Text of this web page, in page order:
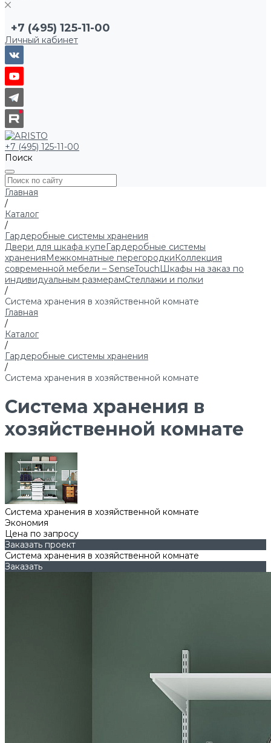
+7 (495) 125-11-00
Личный кабинет
+7 (495) 125-11-00
Поиск
Главная
/
Каталог
/
Гардеробные системы хранения
Двери для шкафа купеГардеробные системы
храненияМежкомнатные перегородкиКоллекция
современной мебели – SenseTouchШкафы на заказ по
индивидуальным размерамСтеллажи и полки
/
Система хранения в хозяйственной комнате
Главная
/
Каталог
/
Гардеробные системы хранения
/
Система хранения в хозяйственной комнате
Система хранения в
хозяйственной комнате
Система хранения в хозяйственной комнате
Экономия
Цена по запросу
Заказать проект
Система хранения в хозяйственной комнате
Заказать